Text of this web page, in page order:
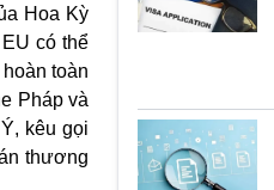
Hoa Kỳ
có thể
toàn
Pháp và
kêu gọi
thương